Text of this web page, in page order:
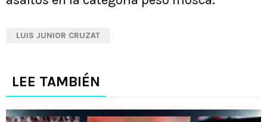
LUIS JUNIOR CRUZAT
LEE TAMBIÉN